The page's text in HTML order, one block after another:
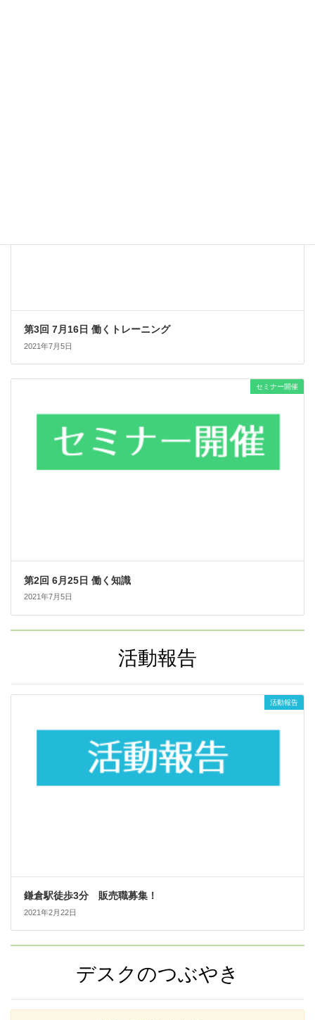
第3回 7月16日 働くトレーニング
2021年7月5日
セミナー開催
第2回 6月25日 働く知識
2021年7月5日
活動報告
活動報告
鎌倉駅徒歩3分 販売職募集！
2021年2月22日
デスクのつぶやき